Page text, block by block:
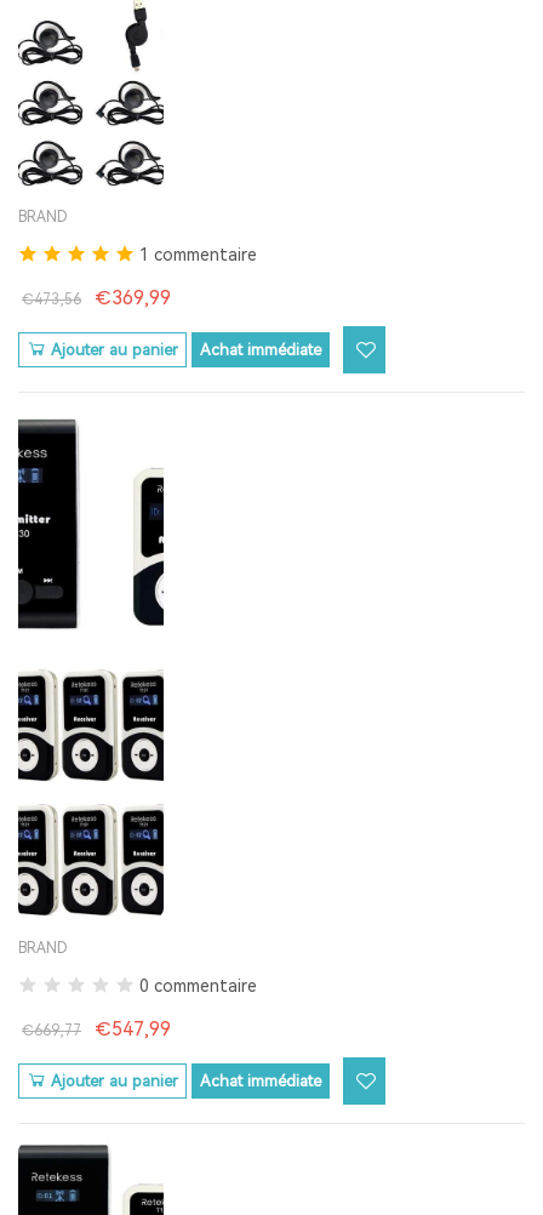
BRAND
1 commentaire
€473,56 €369,99
Ajouter au panier Achat immédiate
BRAND
0 commentaire
€669,77 €547,99
Ajouter au panier Achat immédiate